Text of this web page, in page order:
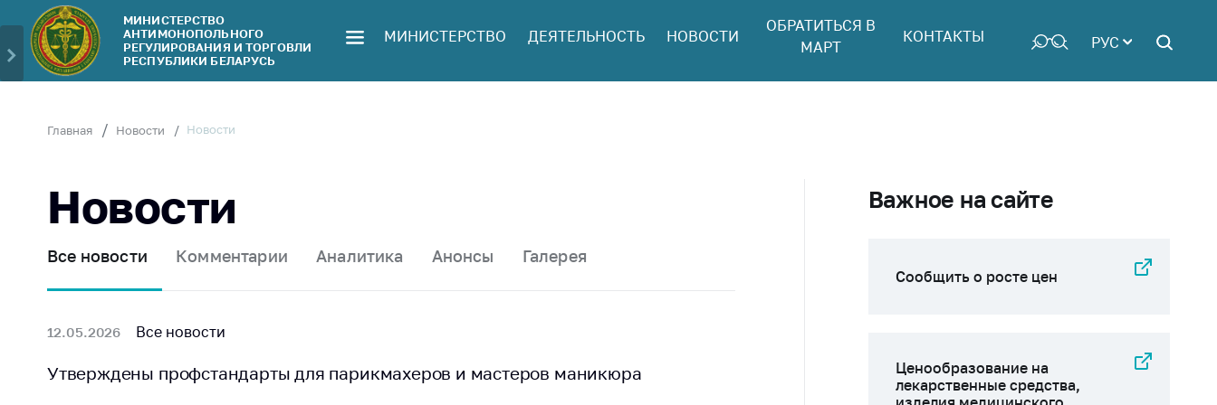
Министерство
Руководство
Министерства
Законодательство
Антикоррупционная
деятельность
консультативный
совет
Соискателям
Обратиться в МАРТ
Личный прием
Сообщить о росте
изделия
МИНИСТЕРСТВО
АНТИМОНОПОЛЬНОГО
РЕГУЛИРОВАНИЯ И ТОРГОВЛИ
РЕСПУБЛИКИ БЕЛАРУСЬ
МИНИСТЕРСТВО ДЕЯТЕЛЬНОСТЬ НОВОСТИ
ОБРАТИТЬСЯ В
МАРТ
КОНТАКТЫ РУС
Главная Новости Новости
Новости
Все новости Комментарии Аналитика Анонсы Галерея
12.05.2026 Все новости
Утверждены профстандарты для парикмахеров и мастеров маникюра
Важное на сайте
Сообщить о росте цен
Ценообразование на
лекарственные средства,